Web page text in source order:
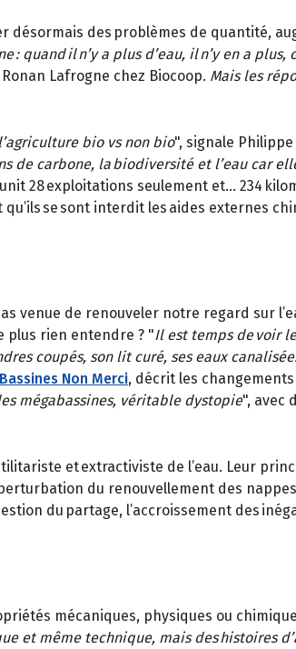
désormais des problèmes de quantité,
quand il n’y a plus d’eau, il n’y en a
Lafrogne chez Biocoop. Mais les
bio vs non bio", signale
de carbone, la biodiversité et l’eau car
28 exploitations seulement et… 234
se sont interdit les aides externes
venue de renouveler notre regard sur
plus rien entendre ? "Il est temps de voir
coupés, son lit curé, ses eaux
Bassines Non Merci, décrit les
mégabassines, véritable dystopie", avec
et extractiviste de l’eau. Leur
du renouvellement des
du partage, l’accroissement des
mécaniques, physiques ou
et même technique, mais des histoires